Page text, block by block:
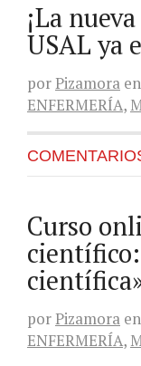
¡La
USAL ya
porPizamora en
ENFERMERÍA,
Curso
porPizamora en
ENFERMERÍA,